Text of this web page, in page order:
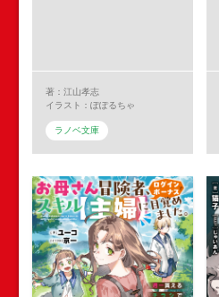
著：江山孝志
イラスト：ぽぽるちゃ
ラノベ文庫